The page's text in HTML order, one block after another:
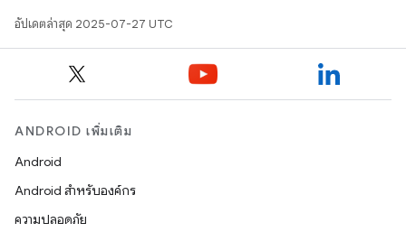
อัปเดตล่าสุด 2025-07-27 UTC
ANDROID เพิ่มเติม
Android
Android สำหรับองค์กร
ความปลอดภัย